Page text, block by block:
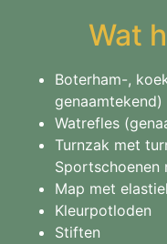
Wat
Boterham-,
genaamtekend)
Watrefles
Turnzak met
Sportschoenen
Map met
Kleurpotloden
Stiften